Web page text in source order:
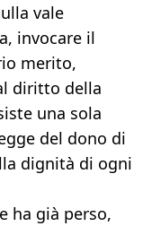
vale
invocare il
merito,
diritto della
una sola
del dono di
dignità di ogni
ha già perso,